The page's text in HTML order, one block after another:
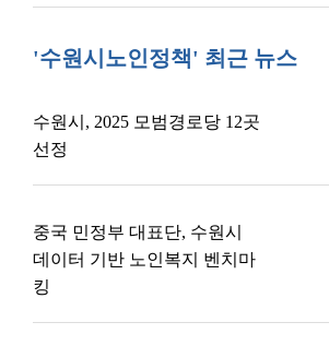
'수원시노인정책' 최근 뉴스
수원시, 2025 모범경로당 12곳
선정
중국 민정부 대표단, 수원시
데이터 기반 노인복지 벤치마
킹